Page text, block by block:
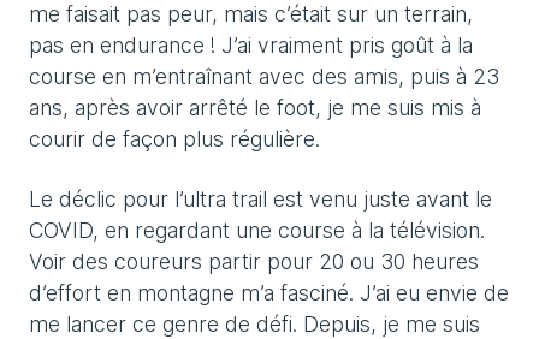
me faisait pas peur, mais c’était sur un terrain,
pas en endurance ! J’ai vraiment pris goût à la
course en m’entraînant avec des amis, puis à 23
ans, après avoir arrêté le foot, je me suis mis à
courir de façon plus régulière.
Le déclic pour l’ultra trail est venu juste avant le
COVID, en regardant une course à la télévision.
Voir des coureurs partir pour 20 ou 30 heures
d’effort en montagne m’a fasciné. J’ai eu envie de
me lancer ce genre de défi. Depuis, je me suis